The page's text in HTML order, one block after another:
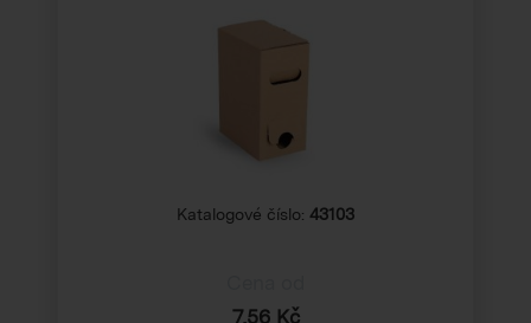
Katalogové číslo: 43103
7,56 Kč